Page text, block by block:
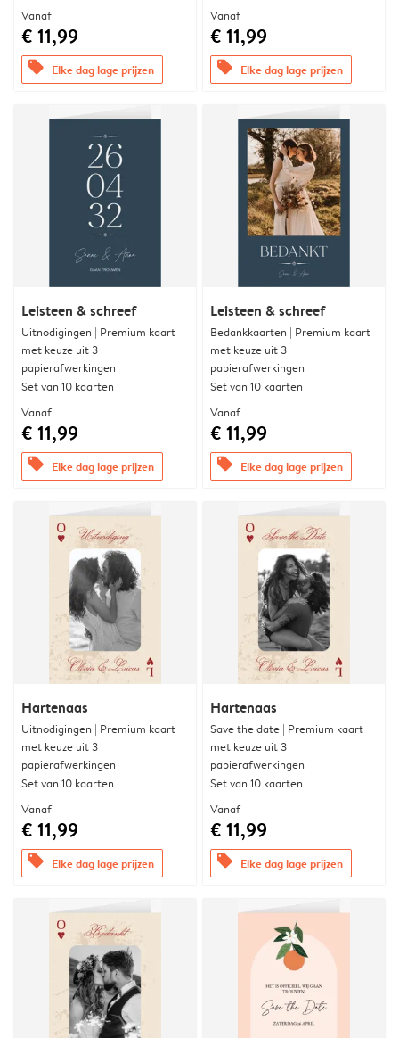
Vanaf
€ 11,99
offers Elke dag lage prijzen
Vanaf
€ 11,99
offers Elke dag lage prijzen
Leisteen & schreef
Uitnodigingen | Premium kaart
met keuze uit 3
papierafwerkingen
Set van 10 kaarten
Vanaf
€ 11,99
offers Elke dag lage prijzen
Leisteen & schreef
Bedankkaarten | Premium kaart
met keuze uit 3
papierafwerkingen
Set van 10 kaarten
Vanaf
€ 11,99
offers Elke dag lage prijzen
Hartenaas
Uitnodigingen | Premium kaart
met keuze uit 3
papierafwerkingen
Set van 10 kaarten
Vanaf
€ 11,99
offers Elke dag lage prijzen
Hartenaas
Save the date | Premium kaart
met keuze uit 3
papierafwerkingen
Set van 10 kaarten
Vanaf
€ 11,99
offers Elke dag lage prijzen